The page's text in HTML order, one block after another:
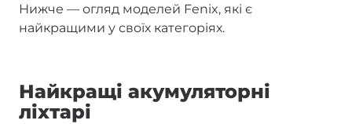
Нижче — огляд моделей Fenix, які є
найкращими у своїх категоріях.
Найкращі акумуляторні
ліхтарі